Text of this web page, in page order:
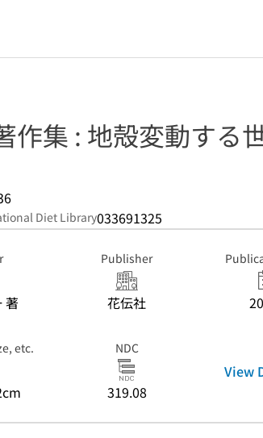
作集 : 地殻変動する
Diet Library033691325
著
Publisher
花伝社
etc. NDC
319.08
View